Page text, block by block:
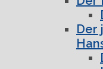
Der